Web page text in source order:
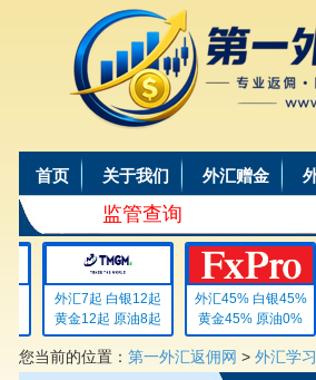
首页 关于我们 外汇赠金
监管查询
外汇7起 白银12起
黄金12起 原油8起
外汇45% 白银45%
黄金45% 原油0%
您当前的位置： 第一外汇返佣网 > 外汇学习